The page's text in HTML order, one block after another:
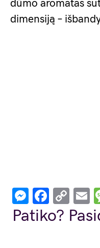
dūmo aromatas
dimensiją –
Link
Patiko?